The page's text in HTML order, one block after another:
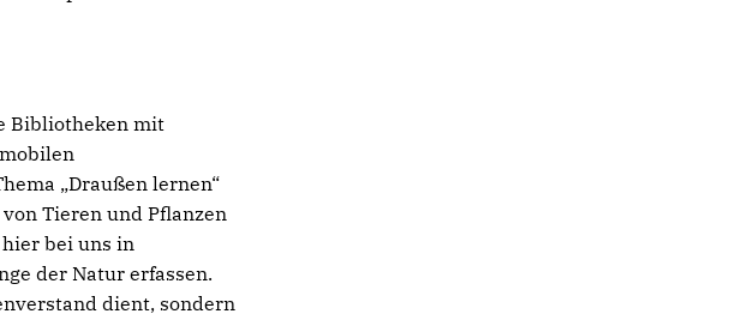
Bibliotheken mit
„Draußen lernen“
Tieren und Pflanzen
bei uns in
der Natur erfassen.
dient, sondern